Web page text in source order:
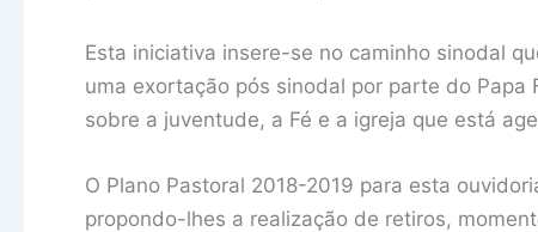
Esta iniciativa insere-se no caminho sinodal
uma exortação pós sinodal por parte do
sobre a juventude, a Fé e a igreja que está
O Plano Pastoral 2018-2019 para esta
propondo-lhes a realização de retiros,